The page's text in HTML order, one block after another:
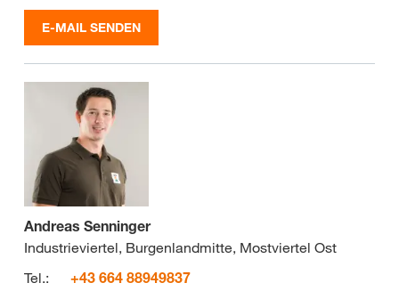
E-MAIL SENDEN
Andreas Senninger
Industrieviertel, Burgenlandmitte, Mostviertel Ost
Tel.:
+43 664 88949837